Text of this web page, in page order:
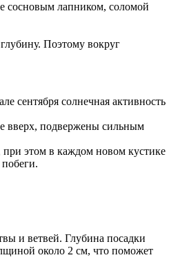
сосновым лапником, соломой
Поэтому вокруг
сентября солнечная активность
вверх, подвержены сильным
при этом в каждом новом кустике
и ветвей. Глубина посадки
около 2 см, что поможет